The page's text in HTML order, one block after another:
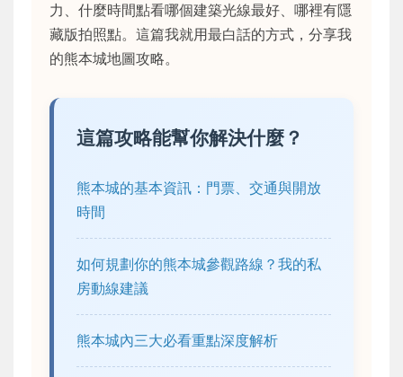
力、什麼時間點看哪個建築光線最好、哪裡有隱
藏版拍照點。這篇我就用最白話的方式，分享我
的熊本城地圖攻略。
這篇攻略能幫你解決什麼？
熊本城的基本資訊：門票、交通與開放
時間
如何規劃你的熊本城參觀路線？我的私
房動線建議
熊本城內三大必看重點深度解析